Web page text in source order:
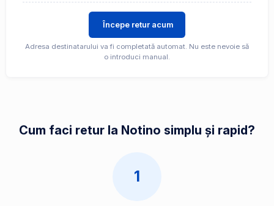
Începe retur acum
Adresa destinatarului va fi completată automat. Nu este nevoie să
o introduci manual.
Cum faci retur la Notino simplu și rapid?
1